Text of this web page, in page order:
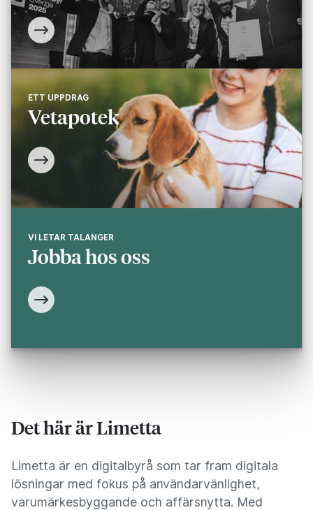
ETT UPPDRAG
Vetapotek
VI LETAR TALANGER
Jobba hos oss
Det här är Limetta
Limetta är en digitalbyrå som tar fram digitala
lösningar med fokus på användarvänlighet,
varumärkesbyggande och affärsnytta. Med